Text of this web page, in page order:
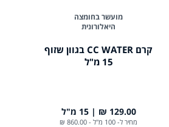
מועשר בחומצה
היאלורונית
קרם CC WATER בגוון שזוף
15 מ"ל
129.00 ₪ 15 מ"ל
מחיר ל- 100 מ"ל -
860.00 ₪